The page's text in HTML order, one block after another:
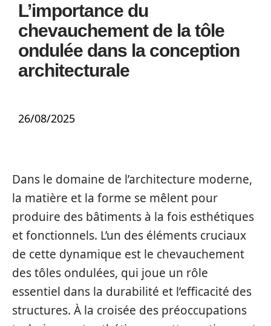
L’importance du
chevauchement de la tôle
ondulée dans la conception
architecturale
26/08/2025
Dans le domaine de l’architecture moderne,
la matière et la forme se mêlent pour
produire des bâtiments à la fois esthétiques
et fonctionnels. L’un des éléments cruciaux
de cette dynamique est le chevauchement
des tôles ondulées, qui joue un rôle
essentiel dans la durabilité et l’efficacité des
structures. À la croisée des préoccupations